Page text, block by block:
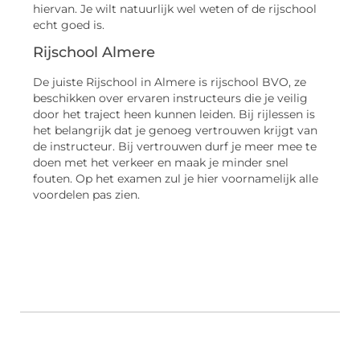
hiervan. Je wilt natuurlijk wel weten of de rijschool
echt goed is.
Rijschool Almere
De juiste Rijschool in Almere is rijschool BVO, ze
beschikken over ervaren instructeurs die je veilig
door het traject heen kunnen leiden. Bij rijlessen is
het belangrijk dat je genoeg vertrouwen krijgt van
de instructeur. Bij vertrouwen durf je meer mee te
doen met het verkeer en maak je minder snel
fouten. Op het examen zul je hier voornamelijk alle
voordelen pas zien.